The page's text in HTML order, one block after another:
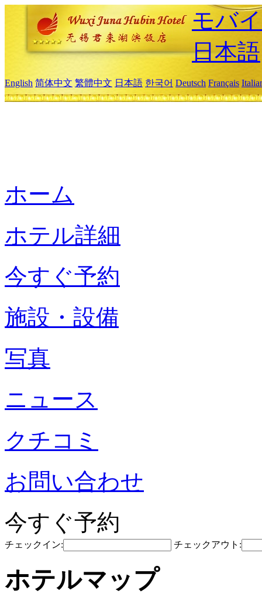
モバ
日本語
English 简体中文 繁體中文 日本語 한국어 Deutsch Français
ホーム
ホテル詳細
今すぐ予約
施設・設備
写真
ニュース
クチコミ
お問い合わせ
今すぐ予約
チェックイン: チェックアウト:
ホテルマップ